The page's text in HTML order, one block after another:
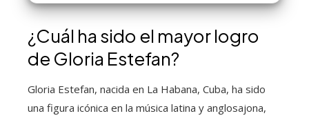
¿Cuál ha sido el mayor logro
de Gloria Estefan?
Gloria Estefan, nacida en La Habana, Cuba, ha sido
una figura icónica en la música latina y anglosajona,